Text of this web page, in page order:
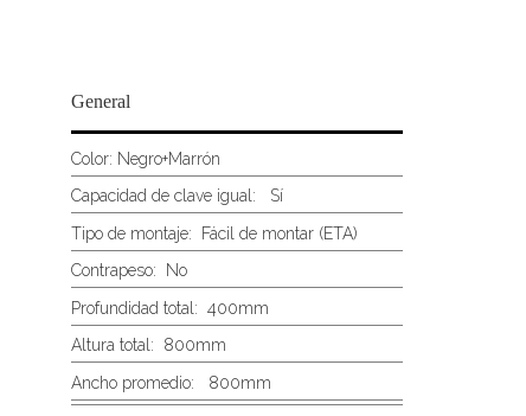
General
Color: Negro+Marrón
Capacidad de clave igual: Sí
Tipo de montaje: Fácil de montar (ETA)
Contrapeso: No
Profundidad total: 400mm
Altura total: 800mm
Ancho promedio: 800mm